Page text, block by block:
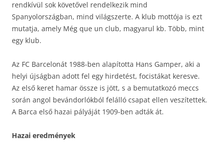
rendkívül sok követővel rendelkezik mind
Spanyolországban, mind világszerte. A klub mottója is ezt
mutatja, amely Még que un club, magyarul kb. Több, mint
egy klub.
Az FC Barcelonát 1988-ben alapította Hans Gamper, aki a
helyi újságban adott fel egy hirdetést, focistákat keresve.
Az első keret hamar össze is jött, s a bemutatkozó meccs
során angol bevándorlókból felálló csapat ellen veszítettek.
A Barca első hazai pályáját 1909-ben adták át.
Hazai eredmények